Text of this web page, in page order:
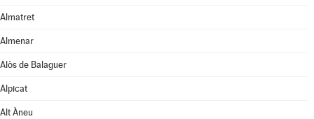
Almatret
Almenar
Alòs de Balaguer
Alpicat
Alt Àneu